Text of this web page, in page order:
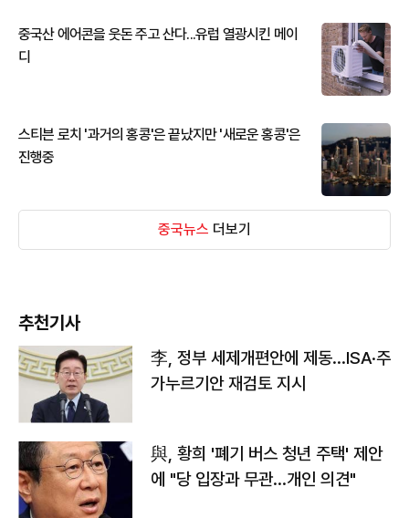
중국산 에어콘을 웃돈 주고 산다...유럽 열광시킨 메이
디
스티븐 로치 '과거의 홍콩'은 끝났지만 '새로운 홍콩'은
진행중
중국뉴스 더보기
추천기사
李, 정부 세제개편안에 제동…ISA·주
가누르기안 재검토 지시
與, 황희 '폐기 버스 청년 주택' 제안
에 "당 입장과 무관…개인 의견"